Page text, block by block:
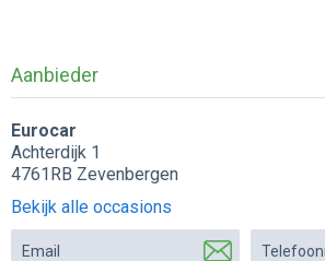
Aanbieder
Eurocar
Achterdijk 1
4761RB Zevenbergen
Bekijk alle occasions
Email